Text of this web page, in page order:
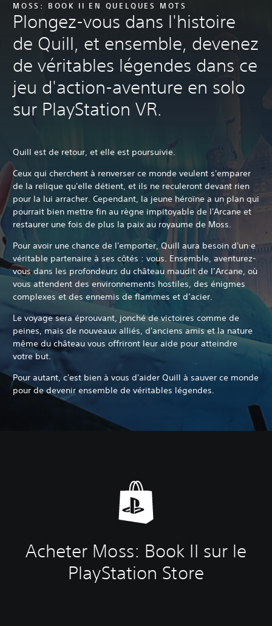
MOSS: BOOK II EN QUELQUES MOTS
Plongez-vous dans l'histoire
de Quill, et ensemble, devenez
de véritables légendes dans ce
jeu d'action-aventure en solo
sur PlayStation VR.
Quill est de retour, et elle est poursuivie.‎
Ceux qui cherchent à renverser ce monde veulent s'emparer
de la relique qu'elle détient, et ils ne reculeront devant rien
pour la lui arracher. Cependant, la jeune héroïne a un plan qui
pourrait bien mettre fin au règne impitoyable de l'Arcane et
restaurer une fois de plus la paix au royaume de Moss.‎
Pour avoir une chance de l'emporter, Quill aura besoin d'un·e
véritable partenaire à ses côtés : vous. Ensemble, aventurez-
vous dans les profondeurs du château maudit de l’Arcane, où
vous attendent des environnements hostiles, des énigmes
complexes et des ennemis de flammes et d’acier.‎
Le voyage sera éprouvant, jonché de victoires comme de
peines, mais de nouveaux alliés, d'anciens amis et la nature
même du château vous offriront leur aide pour atteindre
votre but.‎
Pour autant, c'est bien à vous d'aider Quill à sauver ce monde
pour de devenir ensemble de véritables légendes.
Acheter Moss: Book II sur le
PlayStation Store